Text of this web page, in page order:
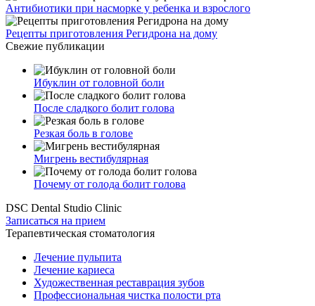
Антибиотики при насморке у ребенка и взрослого
Рецепты приготовления Регидрона на дому
Свежие публикации
Ибуклин от головной боли
После сладкого болит голова
Резкая боль в голове
Мигрень вестибулярная
Почему от голода болит голова
DSC Dental Studio Clinic
Записаться на прием
Терапевтическая стоматология
Лечение пульпита
Лечение кариеса
Художественная реставрация зубов
Профессиональная чистка полости рта